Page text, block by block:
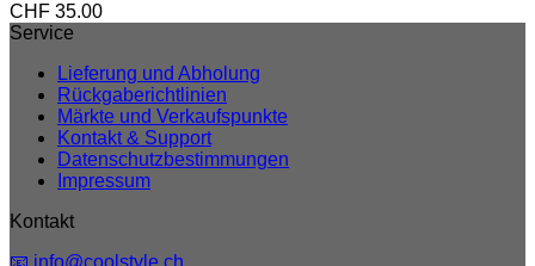
CHF 35.00
Service
Lieferung und Abholung
Rückgaberichtlinien
Märkte und Verkaufspunkte
Kontakt & Support
Datenschutzbestimmungen
Impressum
Kontakt